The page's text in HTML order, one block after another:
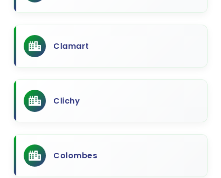
Clamart
Clichy
Colombes